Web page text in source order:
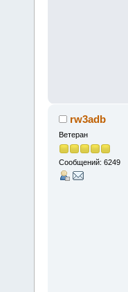
rw3adb
Ветеран
Сообщений: 6249